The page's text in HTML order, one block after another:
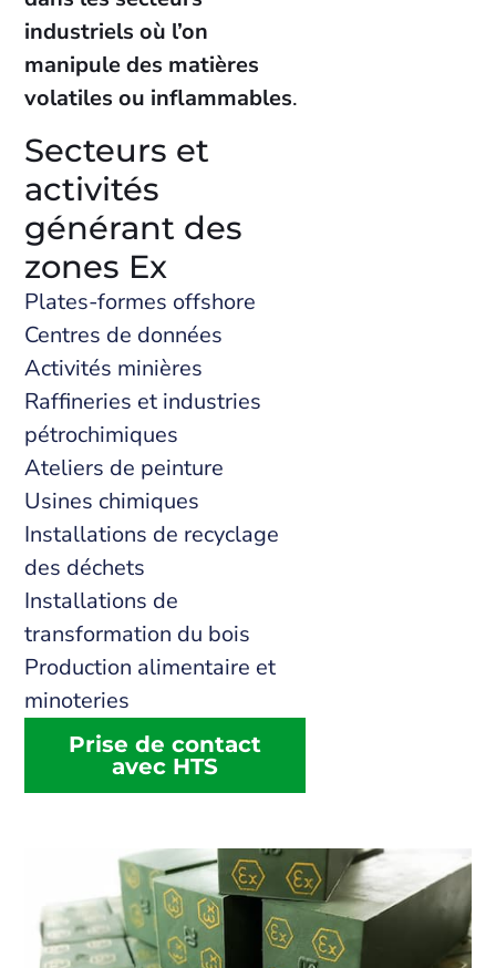
industriels où l’on
manipule des matières
volatiles ou inflammables.
Secteurs et
activités
générant des
zones Ex
Plates-formes offshore
Centres de données
Activités minières
Raffineries et industries
pétrochimiques
Ateliers de peinture
Usines chimiques
Installations de recyclage
des déchets
Installations de
transformation du bois
Production alimentaire et
minoteries
Prise de contact
avec HTS